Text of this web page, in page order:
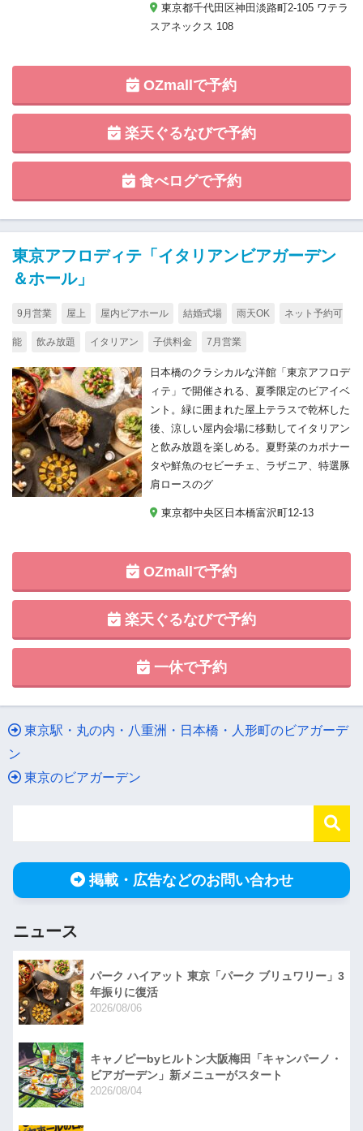
東京都千代田区神田淡路町2-105 ワテラ
スアネックス 108
OZmallで予約
楽天ぐるなびで予約
食べログで予約
東京アフロディテ「イタリアンビアガーデン
＆ホール」
9月営業 屋上 屋内ビアホール 結婚式場 雨天OK ネット予約可
能 飲み放題 イタリアン 子供料金 7月営業
日本橋のクラシカルな洋館「東京アフロデ
ィテ」で開催される、夏季限定のビアイベ
ント。緑に囲まれた屋上テラスで乾杯した
後、涼しい屋内会場に移動してイタリアン
と飲み放題を楽しめる。夏野菜のカポナー
タや鮮魚のセビーチェ、ラザニア、特選豚
肩ロースのグ
東京都中央区日本橋富沢町12-13
OZmallで予約
楽天ぐるなびで予約
一休で予約
東京駅・丸の内・八重洲・日本橋・人形町のビアガーデ
ン
東京のビアガーデン
掲載・広告などのお問い合わせ
ニュース
パーク ハイアット 東京「パーク ブリュワリー」3
年振りに復活
2026/08/06
キャノピーbyヒルトン大阪梅田「キャンパーノ・
ビアガーデン」新メニューがスタート
2026/08/04